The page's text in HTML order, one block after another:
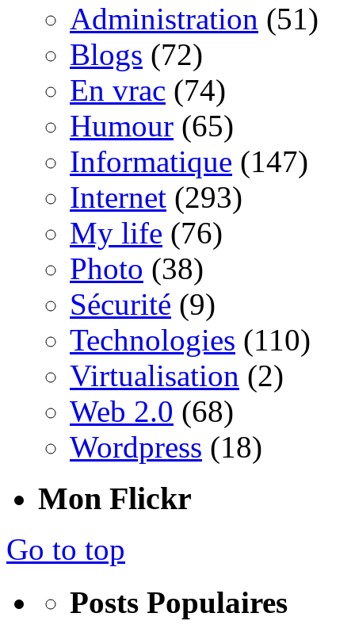
Administration (51)
Blogs (72)
En vrac (74)
Humour (65)
Informatique (147)
Internet (293)
My life (76)
Photo (38)
Sécurité (9)
Technologies (110)
Virtualisation (2)
Web 2.0 (68)
Wordpress (18)
Mon Flickr
Go to top
Posts Populaires